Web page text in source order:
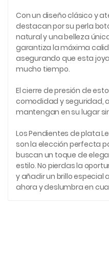
Con un diseño clásico y
destacan por su perla
natural y una belleza
garantiza la máxima
asegurando que esta
mucho tiempo.
El cierre de presión de
comodidad y seguridad,
mantengan en su lugar
Los Pendientes de plata
son la elección perfecta
buscan un toque de
estilo. No pierdas la
y añadir un brillo especial
ahora y deslumbra en